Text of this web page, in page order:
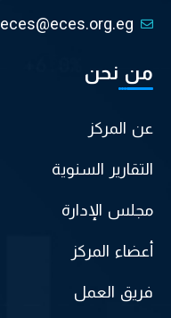
eces@eces.org.eg
من نحن
عن المركز
التقارير السنوية
مجلس الإدارة
أعضاء المركز
فريق العمل